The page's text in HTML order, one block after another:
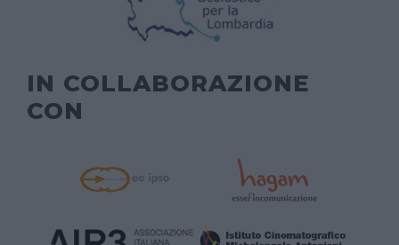
IN COLLABORAZIONE
CON